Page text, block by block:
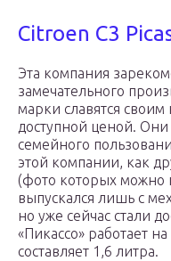
Citroen C3
Эта компания
замечательного
марки славятся своим
доступной ценой. Они
семейного
этой компании, как
(фото которых можно
выпускался лишь с
но уже сейчас стали
«Пикассо» работает
составляет 1,6 литра.